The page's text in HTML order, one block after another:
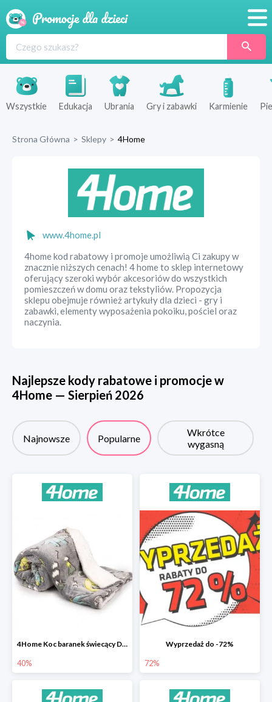
Produkty
Sklepy
Wszystkie Edukacja Ubrania Gry i zabawki Karmienie
Strona Główna > Sklepy > 4Home
www.4home.pl
4home kod rabatowy i promoje umożliwią Ci zakupy w
znacznie niższych cenach! 4 home to sklep internetowy
oferujący szeroki wybór akcesoriów do wszystkich
pomieszczeń w domu oraz tekstyliów. Propozycja
sklepu obejmuje również artykuły dla dzieci - gry i
zabawki, elementy wyposażenia pokoiku, pościel oraz
naczynia.
Najlepsze kody rabatowe i promocje w
4Home — Sierpień 2026
Najnowsze Popularne
Wkrótce
wygasną
4Home Koc baranek świecący Dino
40%
Wyprzedaż do -72%
72%